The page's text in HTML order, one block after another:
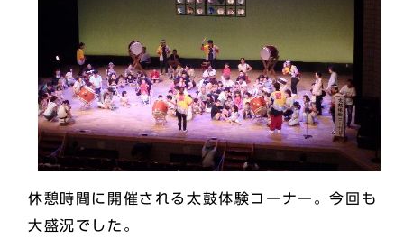
休憩時間に開催される太鼓体験コーナー。今回も
大盛況でした。